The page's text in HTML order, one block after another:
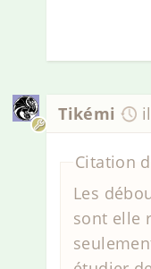
Tikémi
Citation
Les
sont elle